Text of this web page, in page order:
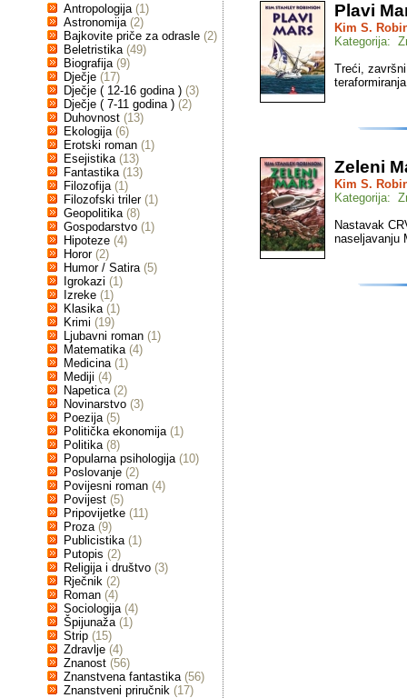
Antropologija (1)
Astronomija (2)
Bajkovite priče za odrasle (2)
Beletristika (49)
Biografija (9)
Dječje (17)
Dječje ( 12-16 godina ) (3)
Dječje ( 7-11 godina ) (2)
Duhovnost (13)
Ekologija (6)
Erotski roman (1)
Esejistika (13)
Fantastika (13)
Filozofija (1)
Filozofski triler (1)
Geopolitika (8)
Gospodarstvo (1)
Hipoteze (4)
Horor (2)
Humor / Satira (5)
Igrokazi (1)
Izreke (1)
Klasika (1)
Krimi (19)
Ljubavni roman (1)
Matematika (4)
Medicina (1)
Mediji (4)
Napetica (2)
Novinarstvo (3)
Poezija (5)
Politička ekonomija (1)
Politika (8)
Popularna psihologija (10)
Poslovanje (2)
Povijesni roman (4)
Povijest (5)
Pripovijetke (11)
Proza (9)
Publicistika (1)
Putopis (2)
Religija i društvo (3)
Rječnik (2)
Roman (4)
Sociologija (4)
Špijunaža (1)
Strip (15)
Zdravlje (4)
Znanost (56)
Znanstvena fantastika (56)
Znanstveni priručnik (17)
Plavi
Kim S.
Kategorija:
Treći,
Zeleni
Kim S.
Kategorija:
Nastavak
naseljavanju